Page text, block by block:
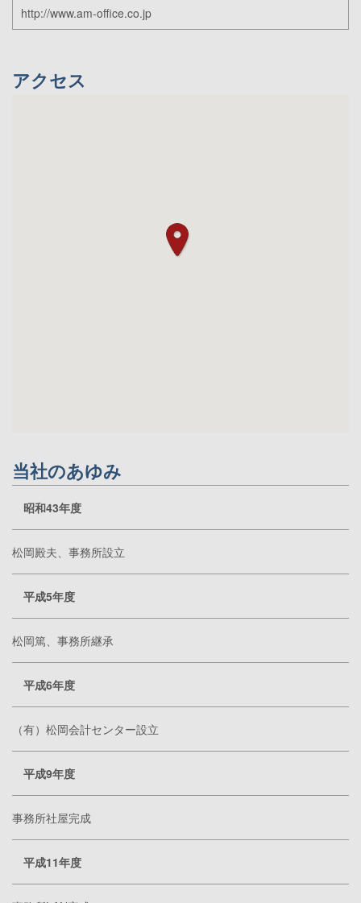
http://www.am-office.co.jp
アクセス
当社のあゆみ
昭和43年度
松岡殿夫、事務所設立
平成5年度
松岡篤、事務所継承
平成6年度
（有）松岡会計センター設立
平成9年度
事務所社屋完成
平成11年度